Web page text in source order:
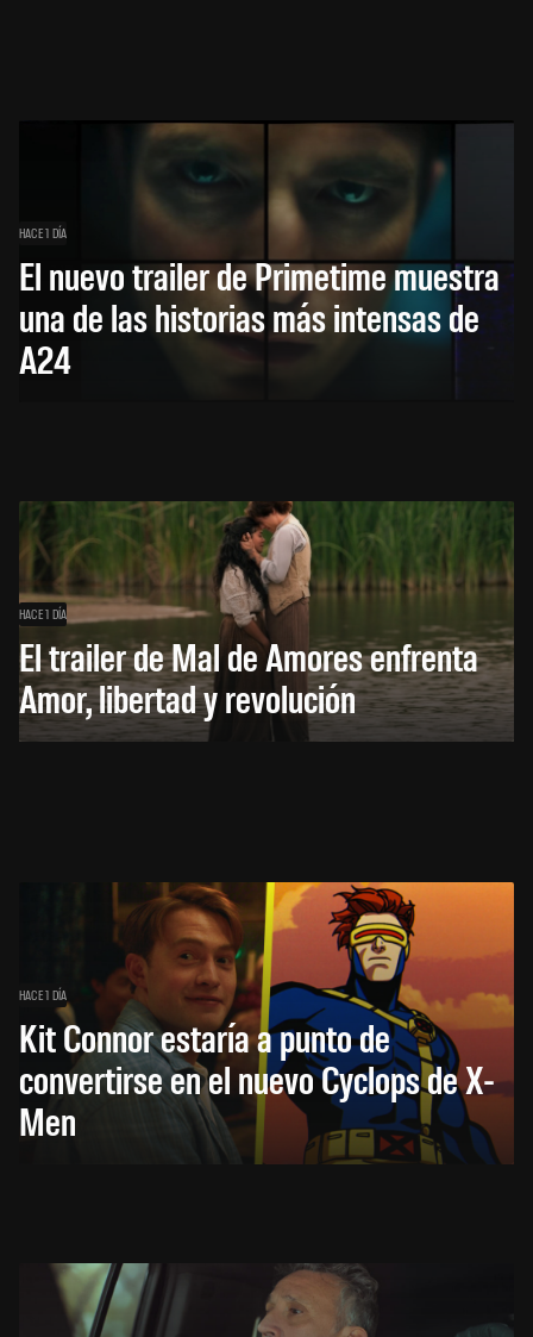
HACE 1 DÍA
El nuevo trailer de Primetime muestra
una de las historias más intensas de
A24
HACE 1 DÍA
El trailer de Mal de Amores enfrenta
Amor, libertad y revolución
HACE 1 DÍA
Kit Connor estaría a punto de
convertirse en el nuevo Cyclops de X-
Men